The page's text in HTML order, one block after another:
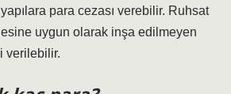
para cezası verebilir. Ruhsat
uygun olarak inşa edilmeyen
verilebilir.